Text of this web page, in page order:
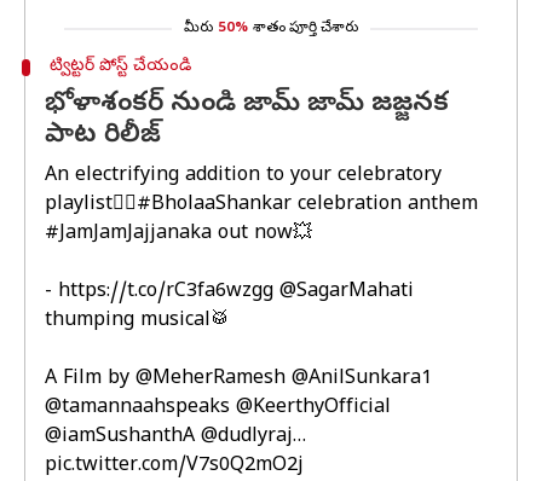
మీరు 50% శాతం పూర్తి చేశారు
ట్విట్టర్ పోస్ట్ చేయండి
భోళాశంకర్ నుండి జామ్ జామ్ జజ్జనక
పాట రిలీజ్
An electrifying addition to your celebratory
playlist❤️‍🔥#BholaaShankar celebration anthem
#JamJamJajjanaka out now💥
- https://t.co/rC3fa6wzgg @SagarMahati
thumping musical🥁
A Film by @MeherRamesh @AnilSunkara1
@tamannaahspeaks @KeerthyOfficial
@iamSushanthA @dudlyraj…
pic.twitter.com/V7s0Q2mO2j